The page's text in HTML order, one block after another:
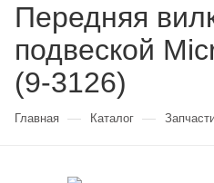
Передняя
подвеской
(9-3126)
Главная — Каталог —